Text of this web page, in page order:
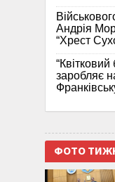
Андрія
“Хрест
заробляє
ФОТО